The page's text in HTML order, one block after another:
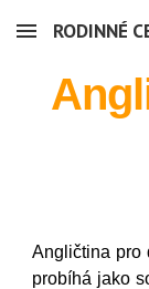
Skip to main
RODINNÉ
Angličtina pro
probíhá jako